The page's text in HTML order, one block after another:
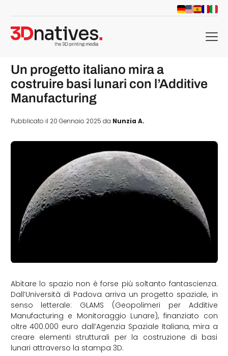
menu
Un progetto italiano mira a
costruire basi lunari con l’Additive
Manufacturing
Pubblicato il 20 Gennaio 2025 da Nunzia A.
Abitare lo spazio non è forse più soltanto fantascienza.
Dall’Università di Padova arriva un progetto spaziale, in
senso letterale: GLAMS (Geopolimeri per Additive
Manufacturing e Monitoraggio Lunare), finanziato con
oltre 400.000 euro dall’Agenzia Spaziale Italiana, mira a
creare elementi strutturali per la costruzione di basi
lunari attraverso la stampa 3D.